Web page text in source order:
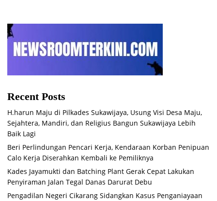
Recent Posts
H.harun Maju di Pilkades Sukawijaya, Usung Visi Desa Maju,
Sejahtera, Mandiri, dan Religius Bangun Sukawijaya Lebih
Baik Lagi
Beri Perlindungan Pencari Kerja, Kendaraan Korban Penipuan
Calo Kerja Diserahkan Kembali ke Pemiliknya
Kades Jayamukti dan Batching Plant Gerak Cepat Lakukan
Penyiraman Jalan Tegal Danas Darurat Debu
Pengadilan Negeri Cikarang Sidangkan Kasus Penganiayaan